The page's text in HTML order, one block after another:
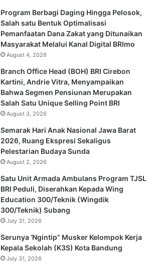
Program Berbagi Daging Hingga Pelosok,
Salah satu Bentuk Optimalisasi
Pemanfaatan Dana Zakat yang Ditunaikan
Masyarakat Melalui Kanal Digital BRImo
August 4, 2026
Branch Office Head (BOH) BRI Cirebon
Kartini, Andrie Vitra, Menyampaikan
Bahwa Segmen Pensiunan Merupakan
Salah Satu Unique Selling Point BRI
August 3, 2026
Semarak Hari Anak Nasional Jawa Barat
2026, Ruang Ekspresi Sekaligus
Pelestarian Budaya Sunda
August 2, 2026
Satu Unit Armada Ambulans Program TJSL
BRI Peduli, Diserahkan Kepada Wing
Education 300/Teknik (Wingdik
300/Teknik) Subang
July 31, 2026
Serunya ‘Ngintip” Musker Kelompok Kerja
Kepala Sekolah (K3S) Kota Bandung
July 31, 2026